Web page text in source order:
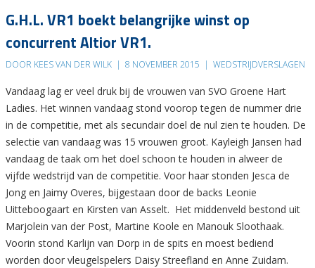
G.H.L. VR1 boekt belangrijke winst op
concurrent Altior VR1.
DOOR KEES VAN DER WILK | 8 NOVEMBER 2015 | WEDSTRIJDVERSLAGEN
Vandaag lag er veel druk bij de vrouwen van SVO Groene Hart
Ladies. Het winnen vandaag stond voorop tegen de nummer drie
in de competitie, met als secundair doel de nul zien te houden. De
selectie van vandaag was 15 vrouwen groot. Kayleigh Jansen had
vandaag de taak om het doel schoon te houden in alweer de
vijfde wedstrijd van de competitie. Voor haar stonden Jesca de
Jong en Jaimy Overes, bijgestaan door de backs Leonie
Uitteboogaart en Kirsten van Asselt. Het middenveld bestond uit
Marjolein van der Post, Martine Koole en Manouk Sloothaak.
Voorin stond Karlijn van Dorp in de spits en moest bediend
worden door vleugelspelers Daisy Streefland en Anne Zuidam.